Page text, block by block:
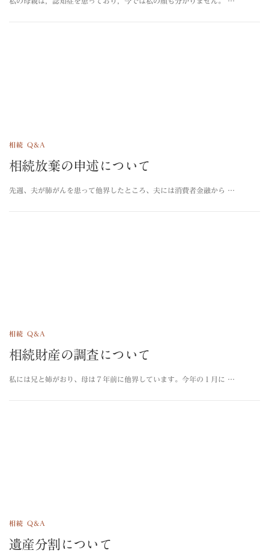
相続 Q&A
相続放棄の申述について
先週、夫が肺がんを患って他界したところ、夫には消費者金融から …
相続 Q&A
相続財産の調査について
私には兄と姉がおり、母は７年前に他界しています。今年の１月に …
相続 Q&A
遺産分割について